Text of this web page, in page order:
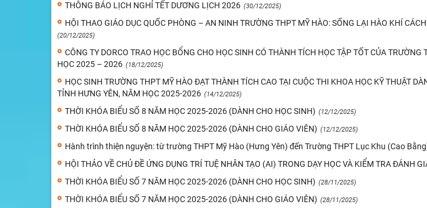
THÔNG BÁO LỊCH NGHỈ TẾT DƯƠNG LỊCH 2026 (30/12/2025)
HỘI THAO GIÁO DỤC QUỐC PHÒNG – AN NINH TRƯỜNG THPT MỸ HÀO: SỐNG LẠI HÀO KHÍ
(20/12/2025)
CÔNG TY DORCO TRAO HỌC BỔNG CHO HỌC SINH CÓ THÀNH TÍCH HỌC TẬP TỐT CỦA
HỌC 2025 – 2026 (18/12/2025)
HỌC SINH TRƯỜNG THPT MỸ HÀO ĐẠT THÀNH TÍCH CAO TẠI CUỘC THI KHOA HỌC KỸ THUẬT
TỈNH HƯNG YÊN, NĂM HỌC 2025-2026 (14/12/2025)
THỜI KHÓA BIỂU SỐ 8 NĂM HỌC 2025-2026 (DÀNH CHO HỌC SINH) (12/12/2025)
THỜI KHÓA BIỂU SỐ 8 NĂM HỌC 2025-2026 (DÀNH CHO GIÁO VIÊN) (12/12/2025)
Hành trình thiện nguyện: từ trường THPT Mỹ Hào (Hưng Yên) đến Trường THPT Lục Khu (Cao
HỘI THẢO VỀ CHỦ ĐỀ ỨNG DỤNG TRÍ TUỆ NHÂN TẠO (AI) TRONG DẠY HỌC VÀ KIỂM TRA ĐÁNH
THỜI KHÓA BIỂU SỐ 7 NĂM HỌC 2025-2026 (DÀNH CHO HỌC SINH) (28/11/2025)
THỜI KHÓA BIỂU SỐ 7 NĂM HỌC 2025-2026 (DÀNH CHO GIÁO VIÊN) (28/11/2025)